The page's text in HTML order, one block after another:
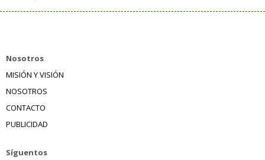
Nosotros
MISIÓN Y VISIÓN
NOSOTROS
CONTACTO
PUBLICIDAD
Síguentos